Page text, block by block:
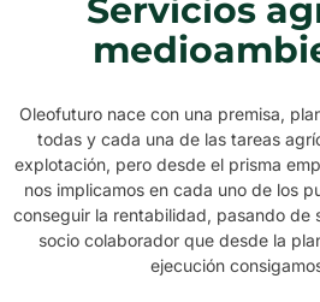
Servicios
Oleofuturo nace con una premisa,
todas y cada una de las tareas
explotación, pero desde el prisma
nos implicamos en cada uno de los
conseguir la rentabilidad, pasando de
socio colaborador que desde la
ejecución